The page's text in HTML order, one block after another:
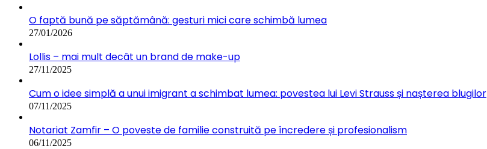
O faptă bună pe săptămână: gesturi mici care schimbă lumea
27/01/2026
Lollis – mai mult decât un brand de make-up
27/11/2025
Cum o idee simplă a unui imigrant a schimbat lumea: povestea lui Levi Strauss și nașterea blugilor
07/11/2025
Notariat Zamfir – O poveste de familie construită pe încredere și profesionalism
06/11/2025